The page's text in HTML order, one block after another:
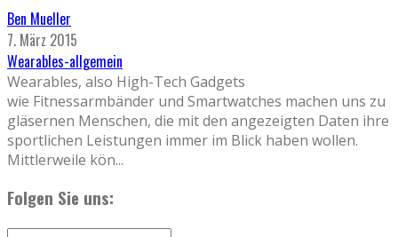
Ben Mueller
7. März 2015
Wearables-allgemein
Wearables, also High-Tech Gadgets
wie Fitnessarmbänder und Smartwatches machen uns zu
gläsernen Menschen, die mit den angezeigten Daten ihre
sportlichen Leistungen immer im Blick haben wollen.
Mittlerweile kön...
Folgen Sie uns: